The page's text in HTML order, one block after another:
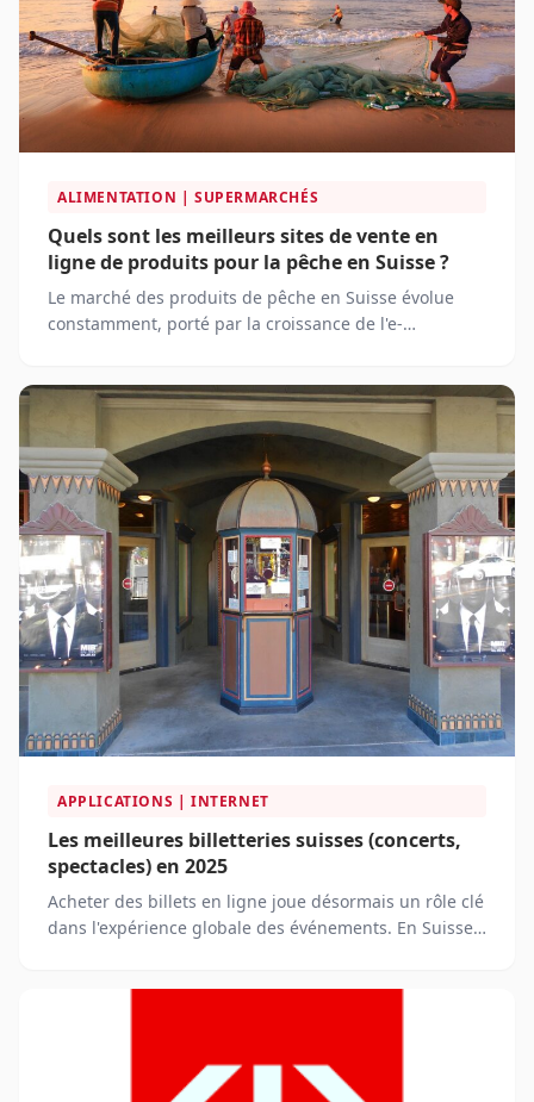
ALIMENTATION | SUPERMARCHÉS
Quels sont les meilleurs sites de vente en
ligne de produits pour la pêche en Suisse ?
Le marché des produits de pêche en Suisse évolue
constamment, porté par la croissance de l'e-
comparer les prix et profiter d’offres exclusives.
APPLICATIONS | INTERNET
Les meilleures billetteries suisses (concerts,
spectacles) en 2025
Acheter des billets en ligne joue désormais un rôle clé
dans l'expérience globale des événements. En Suisse,